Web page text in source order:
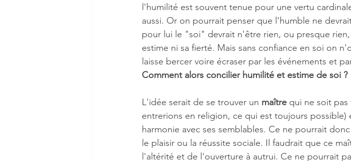
l'humilité est souvent tenue pour une vertu
aussi. Or on pourrait penser que l'humble ne
pour lui le "soi" devrait n'être rien, ou presque
estime ni sa fierté. Mais sans confiance en soi on
laisse bercer voire écraser par les événements et
Comment alors concilier humilité et estime de soi ?
L'idée serait de se trouver un maître qui ne soit pas
entrerions en religion, ce qui est toujours possible)
harmonie avec ses semblables. Ce ne pourrait
le plaisir ou la réussite sociale. Il faudrait que ce
l'altérité et de l'ouverture à autrui. Ce ne pourrait